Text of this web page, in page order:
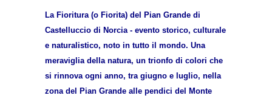
La Fioritura (o Fiorita) del Pian Grande di
Castelluccio di Norcia - evento storico, culturale
e naturalistico, noto in tutto il mondo. Una
meraviglia della natura, un trionfo di colori che
si rinnova ogni anno, tra giugno e luglio, nella
zona del Pian Grande alle pendici del Monte